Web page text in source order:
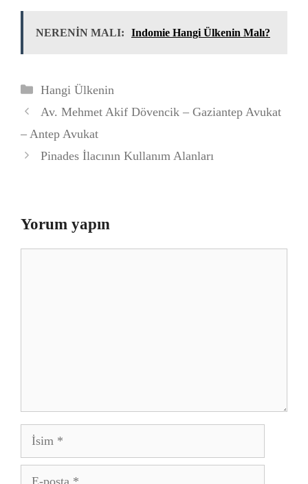
NERENİN MALI: Indomie Hangi Ülkenin Malı?
Kategoriler
Hangi Ülkenin
Av. Mehmet Akif Dövencik – Gaziantep Avukat
– Antep Avukat
Pinades İlacının Kullanım Alanları
Yorum yapın
İsim